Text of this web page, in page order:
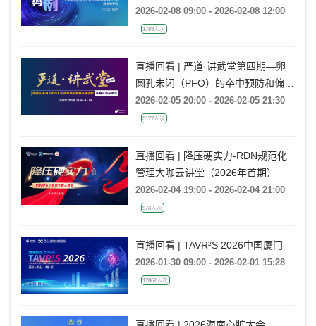
导线起搏器病例研讨会——冀鲁豫专
场
2026-02-08 09:00 - 2026-02-08 12:00
1783人次
直播回看 | 严道·讲武堂第四期—卵
圆孔未闭（PFO）的卒中预防和偏头
痛治疗：证据与临床争议
2026-02-05 20:00 - 2026-02-05 21:30
3177人次
直播回看 | 降压硬实力-RDN规范化
管理大咖云讲堂（2026年首期）
2026-02-04 19:00 - 2026-02-04 21:00
973人次
直播回看 | TAVR²S 2026中国厦门
2026-01-30 09:00 - 2026-02-01 15:28
17862人次